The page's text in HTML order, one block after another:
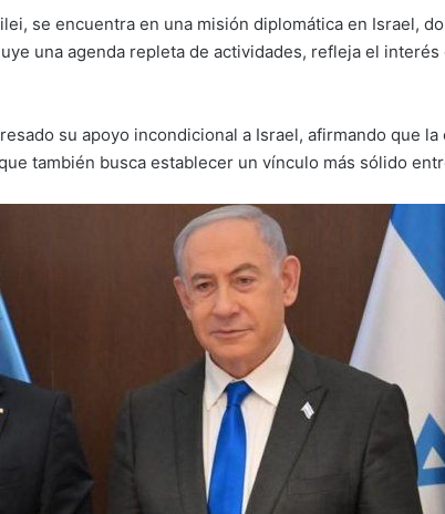
se encuentra en una misión diplomática en Israel,
una agenda repleta de actividades, refleja el
su apoyo incondicional a Israel, afirmando que
también busca establecer un vínculo más sólido